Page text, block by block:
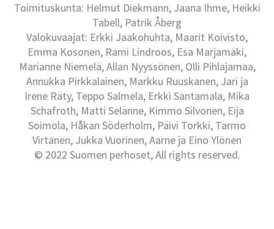
Toimituskunta: Helmut Diekmann, Jaana Ihme, Heikki
Tabell, Patrik Åberg
Valokuvaajat: Erkki Jaakohuhta, Maarit Koivisto,
Emma Kosonen, Rami Lindroos, Esa Marjamäki,
Marianne Niemelä, Allan Nyyssönen, Olli Pihlajamaa,
Annukka Pirkkalainen, Markku Ruuskanen, Jari ja
Irene Räty, Teppo Salmela, Erkki Santamala, Mika
Schafroth, Matti Selänne, Kimmo Silvonen, Eija
Soimola, Håkan Söderholm, Päivi Torkki, Tarmo
Virtanen, Jukka Vuorinen, Aarne ja Eino Ylönen
© 2022 Suomen perhoset, All rights reserved.